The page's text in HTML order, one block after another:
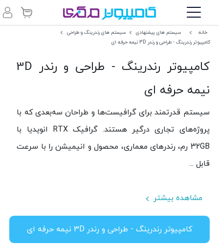
خانه سیستم های پیشنهادی
سیستم های رندرینگ و طراحی
کامپیوتر رندرینگ - طراحی و رندر 3D نیمه حرفه ای
کامپیوتر رندرینگ - طراحی و رندر 3D
نیمه حرفه ای
سیستم قدرتمند برای گرافیست‌ها و طراحان سه‌بعدی که با
پروژه‌های تجاری درگیر هستند. گرافیک RTX انویدیا با
32GB رم، رندرهای معماری، محصول و انیمیشن را با سرعت
قابل ...
مشاهده بیشتر
کامپیوتر رندرینگ - طراحی و رندر 3D نیمه حرفه ای